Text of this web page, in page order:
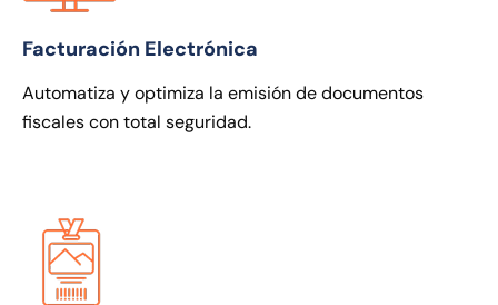
Facturación Electrónica
Automatiza y optimiza la emisión de documentos
fiscales con total seguridad.